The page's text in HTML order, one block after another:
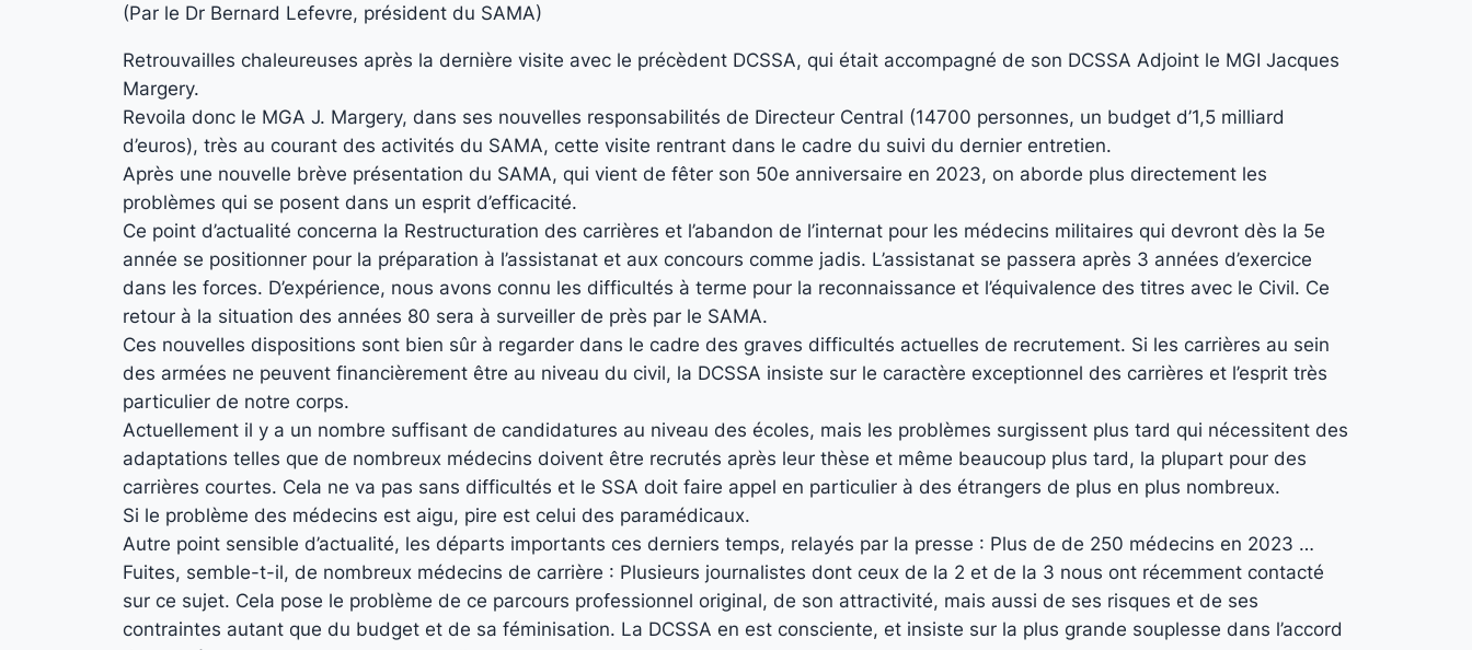
(Par le Dr Bernard Lefevre, président du SAMA)
Retrouvailles chaleureuses après la dernière visite avec le précèdent DCSSA, qui était accompagné de son DCSSA Adjoint le MGI Jacques
Margery.
Revoila donc le MGA J. Margery, dans ses nouvelles responsabilités de Directeur Central (14700 personnes, un budget d’1,5 milliard
d’euros), très au courant des activités du SAMA, cette visite rentrant dans le cadre du suivi du dernier entretien.
Après une nouvelle brève présentation du SAMA, qui vient de fêter son 50e anniversaire en 2023, on aborde plus directement les
problèmes qui se posent dans un esprit d’efficacité.
Ce point d’actualité concerna la Restructuration des carrières et l’abandon de l’internat pour les médecins militaires qui devront dès la 5e
année se positionner pour la préparation à l’assistanat et aux concours comme jadis. L’assistanat se passera après 3 années d’exercice
dans les forces. D’expérience, nous avons connu les difficultés à terme pour la reconnaissance et l’équivalence des titres avec le Civil. Ce
retour à la situation des années 80 sera à surveiller de près par le SAMA.
Ces nouvelles dispositions sont bien sûr à regarder dans le cadre des graves difficultés actuelles de recrutement. Si les carrières au sein
des armées ne peuvent financièrement être au niveau du civil, la DCSSA insiste sur le caractère exceptionnel des carrières et l’esprit très
particulier de notre corps.
Actuellement il y a un nombre suffisant de candidatures au niveau des écoles, mais les problèmes surgissent plus tard qui nécessitent des
adaptations telles que de nombreux médecins doivent être recrutés après leur thèse et même beaucoup plus tard, la plupart pour des
carrières courtes. Cela ne va pas sans difficultés et le SSA doit faire appel en particulier à des étrangers de plus en plus nombreux.
Si le problème des médecins est aigu, pire est celui des paramédicaux.
Autre point sensible d’actualité, les départs importants ces derniers temps, relayés par la presse : Plus de de 250 médecins en 2023 …
Fuites, semble-t-il, de nombreux médecins de carrière : Plusieurs journalistes dont ceux de la 2 et de la 3 nous ont récemment contacté
sur ce sujet. Cela pose le problème de ce parcours professionnel original, de son attractivité, mais aussi de ses risques et de ses
contraintes autant que du budget et de sa féminisation. La DCSSA en est consciente, et insiste sur la plus grande souplesse dans l’accord